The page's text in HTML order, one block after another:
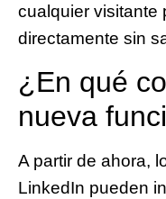
cualquier visitante
directamente sin
¿En qué
nueva
A partir de ahora,
LinkedIn pueden